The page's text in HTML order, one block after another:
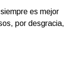
es mejor
por desgracia,